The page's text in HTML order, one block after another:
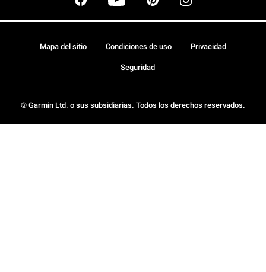
© Garmin Ltd. o sus subsidiarias. Todos los derechos reservados.
Mapa del sitio Condiciones de uso Privacidad
Seguridad